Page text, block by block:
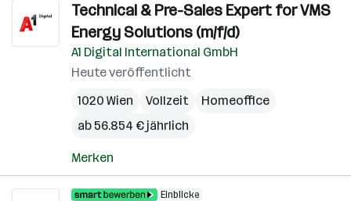
Technical & Pre-Sales Expert for VMS
Energy Solutions (m/f/d)
A1 Digital International GmbH
Heute veröffentlicht
1020 Wien
Vollzeit
Homeoffice
ab 56.854 € jährlich
Merken
Einblicke